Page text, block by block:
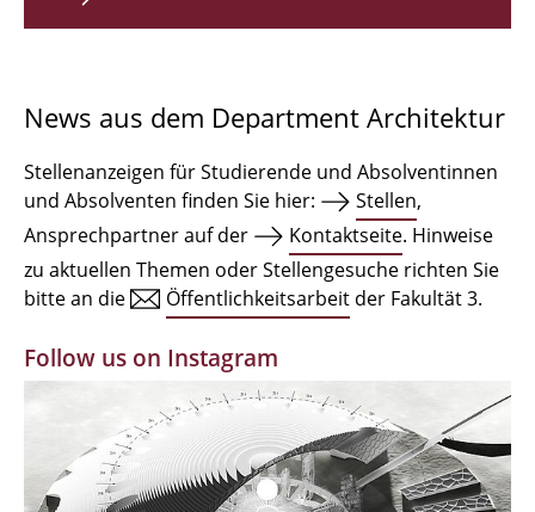
Qualifikationsprofil
Institute
Einrichtungen
Zeichensäle
MBW | Modellbauwerkstatt
Alumni | cloud club
Dokumente und Downloads
News aus dem Department Architektur
Stellenanzeigen für Studierende und Absolventinnen
und Absolventen finden Sie hier:
Stellen,
Ansprechpartner auf der
Kontaktseite. Hinweise
zu aktuellen Themen oder Stellengesuche richten Sie
bitte an die
Öffentlichkeitsarbeit der Fakultät 3.
Follow us on Instagram